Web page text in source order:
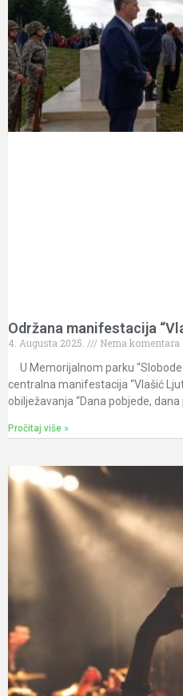
Održana manifestacija
4. Augusta 2025.
Nema komentara
U Memorijalnom parku “Slobode
centralna manifestacija “Vlašić
obilježavanja “Dana pobjede,
Pročitaj više »